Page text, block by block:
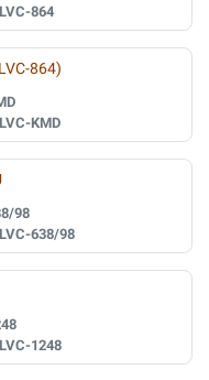
864
864)
KMD
98
638/98
1248